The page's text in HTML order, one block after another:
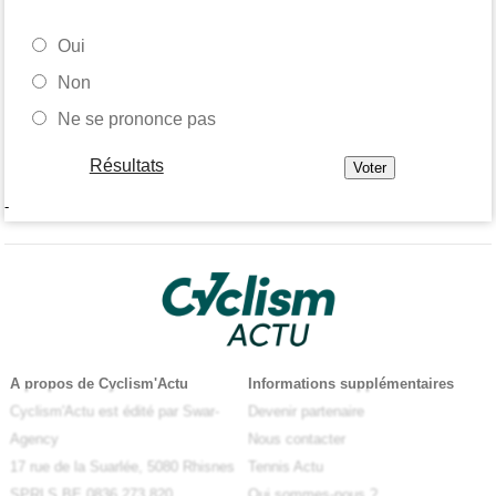
Oui
Non
Ne se prononce pas
Résultats
-
A propos de Cyclism'Actu
Cyclism'Actu est édité par Swar-
Agency
17 rue de la Suarlée, 5080 Rhisnes
Informations supplémentaires
Devenir partenaire
Nous contacter
Tennis Actu